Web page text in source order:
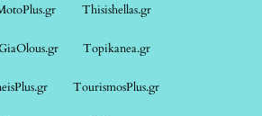
Thisishellas.gr
Topikanea.gr
TourismosPlus.gr